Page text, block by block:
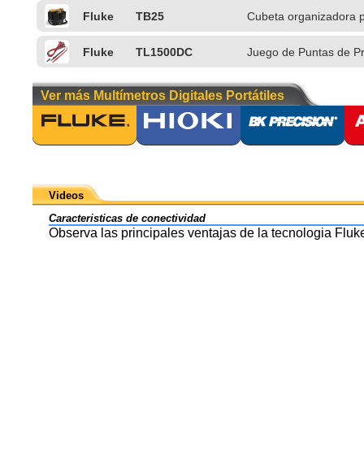
Fluke TB25 Cubeta organizadora
Fluke TL1500DC Juego de Puntas de
Ver más Multímetros Digitales Portátiles
Videos
Caracteristicas de conectividad
Observa las principales ventajas de la tecnologia